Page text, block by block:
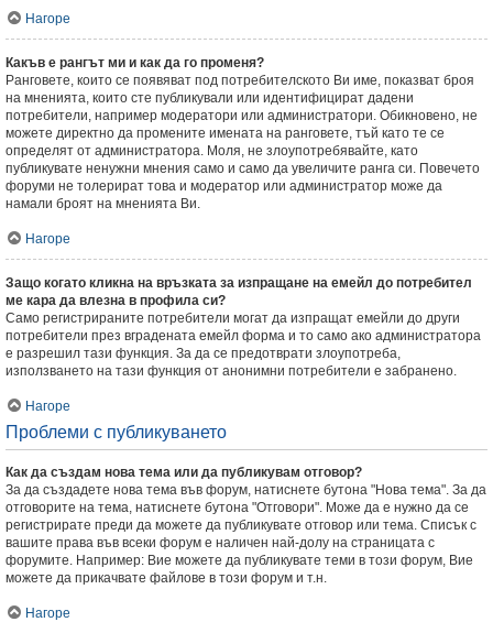
Нагоре
Какъв е рангът ми и как да го променя?
Ранговете, които се появяват под потребителското Ви име, показват броя
на мненията, които сте публикували или идентифицират дадени
потребители, например модератори или администратори. Обикновено, не
можете директно да промените имената на ранговете, тъй като те се
определят от администратора. Моля, не злоупотребявайте, като
публикувате ненужни мнения само и само да увеличите ранга си. Повечето
форуми не толерират това и модератор или администратор може да
намали броят на мненията Ви.
Нагоре
Защо когато кликна на връзката за изпращане на емейл до потребител
ме кара да влезна в профила си?
Само регистрираните потребители могат да изпращат емейли до други
потребители през вградената емейл форма и то само ако администратора
е разрешил тази функция. За да се предотврати злоупотреба,
използването на тази функция от анонимни потребители е забранено.
Нагоре
Проблеми с публикуването
Как да създам нова тема или да публикувам отговор?
За да създадете нова тема във форум, натиснете бутона "Нова тема". За да
отговорите на тема, натиснете бутона "Отговори". Може да е нужно да се
регистрирате преди да можете да публикувате отговор или тема. Списък с
вашите права във всеки форум е наличен най-долу на страницата с
форумите. Например: Вие можете да публикувате теми в този форум, Вие
можете да прикачвате файлове в този форум и т.н.
Нагоре